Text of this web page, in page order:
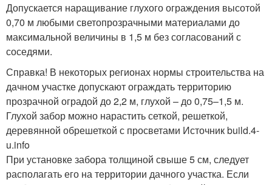
Допускается наращивание глухого ограждения высотой
0,70 м любыми светопрозрачными материалами до
максимальной величины в 1,5 м без согласований с
соседями.
Справка! В некоторых регионах нормы строительства на
дачном участке допускают ограждать территорию
прозрачной оградой до 2,2 м, глухой – до 0,75–1,5 м.
Глухой забор можно нарастить сеткой, решеткой,
деревянной обрешеткой с просветами Источник build.4-
u.info
При установке забора толщиной свыше 5 см, следует
располагать его на территории дачного участка. Если